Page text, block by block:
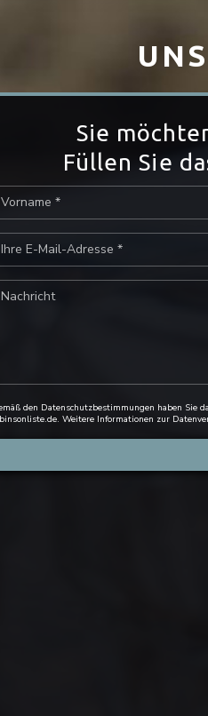
Sie
Füllen Sie
den Datenschutzbestimmungen haben Sie
. Weitere Informationen zur